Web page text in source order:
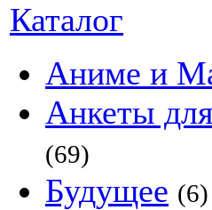
Каталог
Аниме и
Анкеты
(69)
Будущее (6)